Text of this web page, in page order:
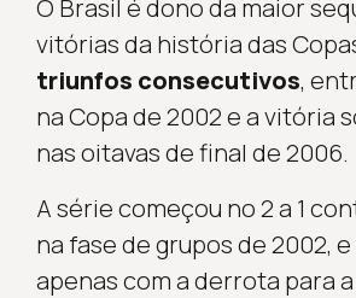
O Brasil é dono da maior
vitórias da história das
triunfos consecutivos,
na Copa de 2002 e a vitória
nas oitavas de final de 2006.
A série começou no 2 a 1
na fase de grupos de 2002,
apenas com a derrota para